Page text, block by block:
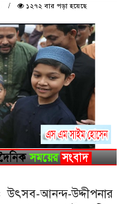
১২৭২ বার পড়া হয়েছে
উৎসব-আনন্দ-উদ্দীপনার